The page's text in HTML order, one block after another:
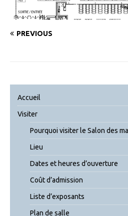
PREVIOUS
Accueil
Visiter
Pourquoi visiter le Salon des
Lieu
Dates et heures d’ouverture
Coût d’admission
Liste d’exposants
Plan de salle